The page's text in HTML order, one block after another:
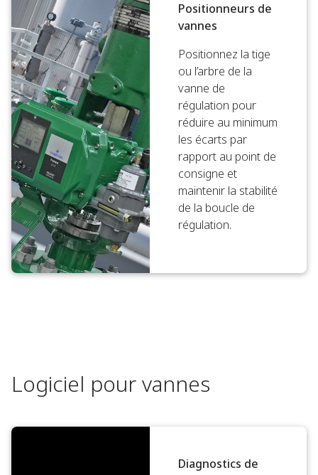
Positionneurs de
vannes
Positionnez la tige
ou l’arbre de la
vanne de
régulation pour
réduire au minimum
les écarts par
rapport au point de
consigne et
maintenir la stabilité
de la boucle de
régulation.
Logiciel pour vannes
Diagnostics de